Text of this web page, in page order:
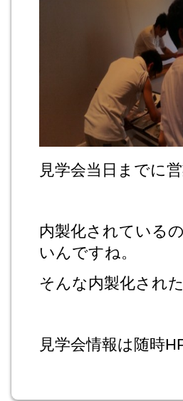
見学会当日までに
内製化されている
いんですね。
そんな内製化され
見学会情報は随時